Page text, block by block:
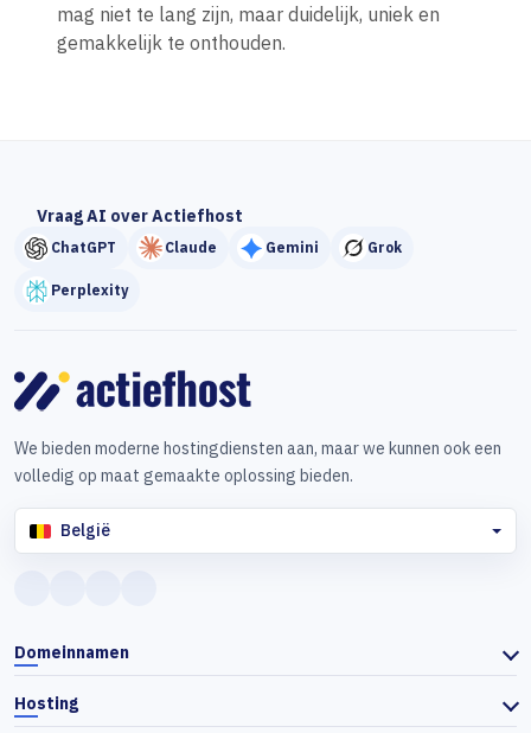
mag niet te lang zijn, maar duidelijk, uniek en
gemakkelijk te onthouden.
Vraag AI over Actiefhost
ChatGPT Claude Gemini Grok
Perplexity
We bieden moderne hostingdiensten aan, maar we kunnen ook een
volledig op maat gemaakte oplossing bieden.
België
Domeinnamen
Hosting